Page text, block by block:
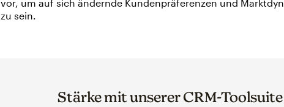
vor, um auf sich ändernde Kundenpräferenzen und
zu sein.
Stärke mit unserer CRM-